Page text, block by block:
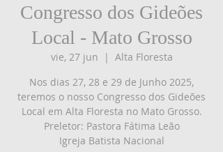
Congresso dos Gideões
Local - Mato Grosso
vie, 27 jun
  |
Alta Floresta
Nos dias 27, 28 e 29 de Junho 2025,
teremos o nosso Congresso dos Gideões
Local em Alta Floresta no Mato Grosso.
Preletor: Pastora Fátima Leão
Igreja Batista Nacional